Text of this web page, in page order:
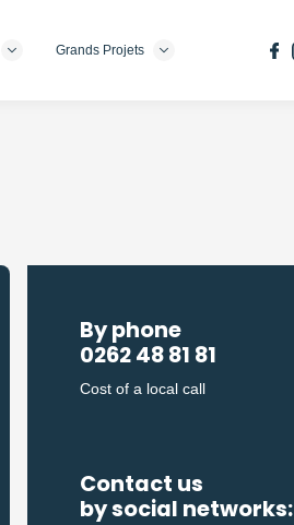
Grands Projets
By phone
0262 48 81 81
Cost of a local call
Contact us
by social networks: